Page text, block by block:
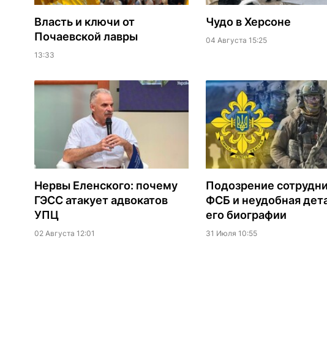
Власть и ключи от
Почаевской лавры
13:33
Чудо в Херсоне
04 Августа 15:25
Нервы Еленского: почему
ГЭСС атакует адвокатов
УПЦ
02 Августа 12:01
Подозрение
ФСБ и неудобная
его биографии
31 Июля 10:55